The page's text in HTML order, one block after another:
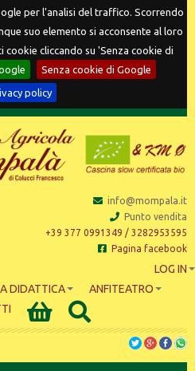
per l'analisi del traffico. Scorrendo
suo elemento si acconsente al loro
cookie cliccando su 'Senza cookie di
Senza cookie di Google
policy
info@mompala.it
Punto vendita
+39 377 0991349 / 3282953595
Pagina facebook
LOG IN
DIDATTICA
ANFITEATRO